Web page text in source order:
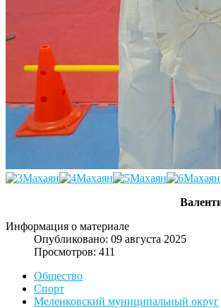
Информация о материале
Опубликовано: 09 августа 2025
Просмотров: 411
Общество
Спорт
Меленковский муниципальный округ